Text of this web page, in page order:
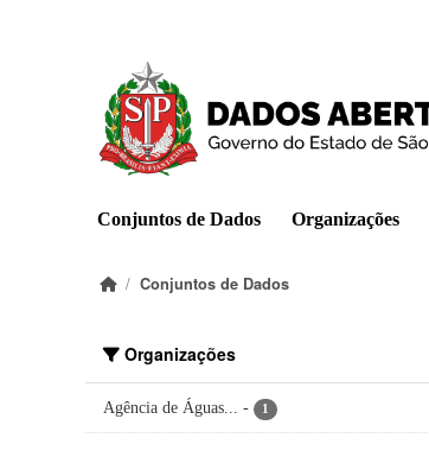
Conjuntos de Dados Organizações
Conjuntos de Dados
Organizações
Agência de Águas... - 1